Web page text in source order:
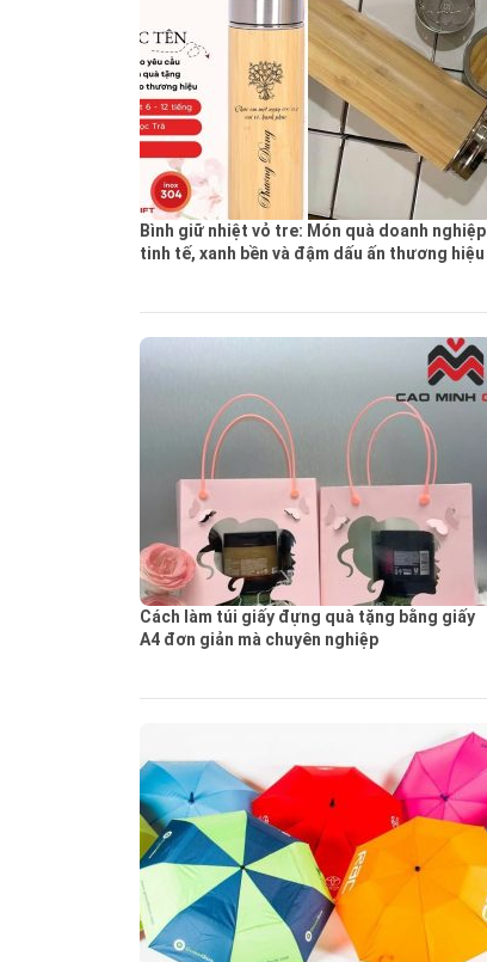
Bình giữ nhiệt vỏ tre: Món quà doanh nghiệp
tinh tế, xanh bền và đậm dấu ấn thương hiệu
Cách làm túi giấy đựng quà tặng bằng giấy
A4 đơn giản mà chuyên nghiệp